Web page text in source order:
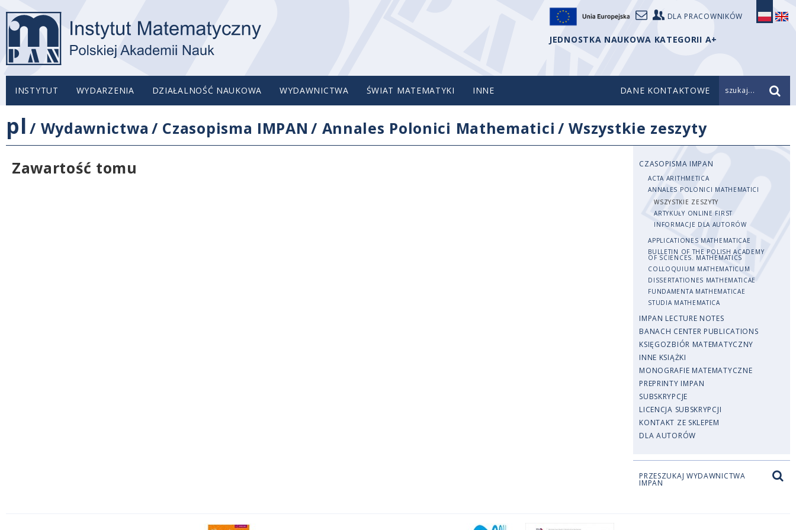
DLA PRACOWNIKÓW
JEDNOSTKA NAUKOWA KATEGORII A+
INSTYTUT WYDARZENIA DZIAŁALNOŚĆ NAUKOWA WYDAWNICTWA ŚWIAT MATEMATYKI INNE DANE KONTAKTOWE szukaj...
pl / Wydawnictwa / Czasopisma IMPAN / Annales Polonici Mathematici /Wszystkie zeszyty
Zawartość tomu
CZASOPISMA IMPAN
ACTA ARITHMETICA
ANNALES POLONICI MATHEMATICI
WSZYSTKIE ZESZYTY
ARTYKUŁY ONLINE FIRST
INFORMACJE DLA AUTORÓW
APPLICATIONES MATHEMATICAE
BULLETIN OF THE POLISH ACADEMY
OF SCIENCES. MATHEMATICS
COLLOQUIUM MATHEMATICUM
DISSERTATIONES MATHEMATICAE
FUNDAMENTA MATHEMATICAE
STUDIA MATHEMATICA
IMPAN LECTURE NOTES
BANACH CENTER PUBLICATIONS
KSIĘGOZBIÓR MATEMATYCZNY
INNE KSIĄŻKI
MONOGRAFIE MATEMATYCZNE
PREPRINTY IMPAN
SUBSKRYPCJE
LICENCJA SUBSKRYPCJI
KONTAKT ZE SKLEPEM
DLA AUTORÓW
PRZESZUKAJ WYDAWNICTWA
IMPAN